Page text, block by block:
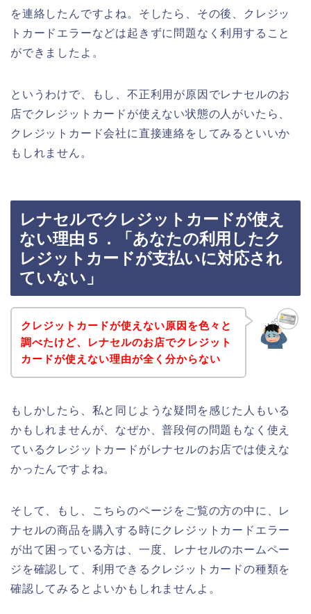
を連絡したんですよね。そしたら、その後、クレジッ
トカードエラーなどは起きずに問題なく利用すること
ができましたよ。
というわけで、もし、不正利用が原因でレナセルのお
店でクレジットカードが使えない状態の人がいたら、
クレジットカード会社に直接連絡をしてみるといいか
もしれません。
レナセルでクレジットカードが使え
ない理由５．「あなたの利用したク
レジットカードが支払いに対応され
ていない」
クレジットカードが使えない原因を色々と
調べたけど、レナセルのお店でクレジット
カードが使えない理由が全く分からない
もしかしたら、私と同じような疑問を感じた人もいる
かもしれませんが、なぜか、普段何の問題もなく使え
ているクレジットカードがレナセルのお店では使えな
かったんですよね。
そして、もし、こちらのページをご覧の方の中に、レ
ナセルの商品を購入する時にクレジットカードエラー
が出て困っている方は、一度、レナセルのホームペー
ジを確認して、利用できるクレジットカードの種類を
確認してみるとよいかもしれませんよ。